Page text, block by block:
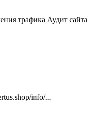
трафика Аудит сайта
info/...